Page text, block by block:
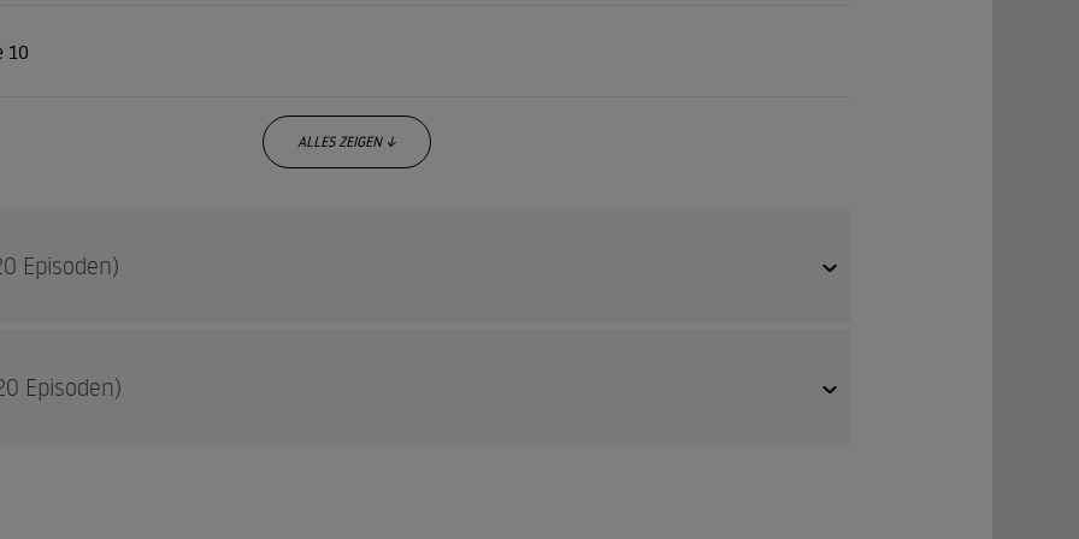
10
ALLES ZEIGEN ↓
Episoden)
1 Episoden)